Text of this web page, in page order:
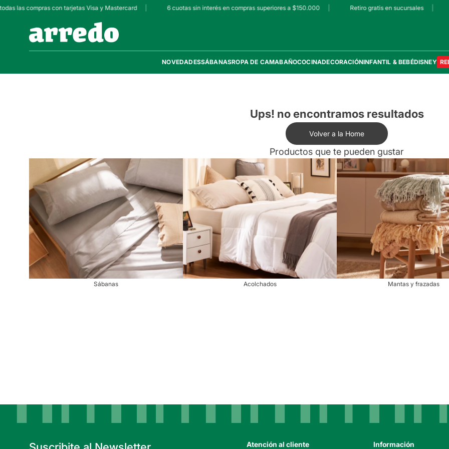
las compras con tarjetas Visa y Mastercard 6 cuotas sin interés en compras superiores a $150.000 Retiro gratis en sucursales
NOVEDADESSÁBANASROPA DE CAMABAÑOCOCINADECORACIÓNINFANTIL & BEBÉDISNEY
Ups! no encontramos resultados
Volver a la Home
Productos que te pueden gustar
Sábanas Acolchados Mantas y frazadas
Atención al cliente Información